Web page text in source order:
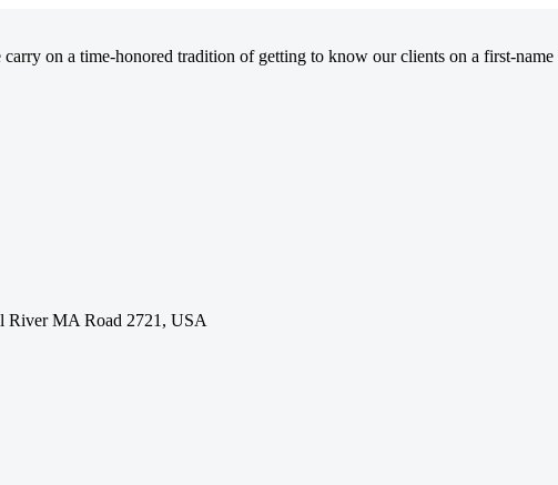
on a time-honored tradition of getting to know our clients on a first-name
River MA Road 2721, USA